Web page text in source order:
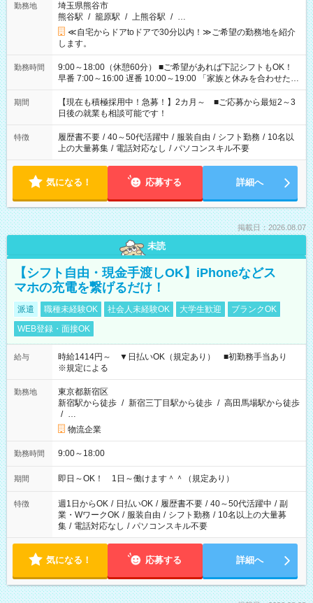
勤務地
埼玉県熊谷市
熊谷駅 / 籠原駅 / 上熊谷駅 / …
≪自宅からドアtoドアで30分以内！≫ご希望の勤務地を紹介
します。
勤務時間
9:00～18:00（休憩60分） ■ご希望があれば下記シフトもOK！
早番 7:00～16:00 遅番 10:00～19:00 「家族と休みを合わせた
い」 「余裕を持って夕飯の準備がしたい」 「できれば残業はし
たくない」 など、ご希望を教えてくださいね。 ※Wワーク希望
の方へ 今ご覧のお仕事で希望する勤務時間と、もう1つのお仕事
の勤務時間。 合計で週40時間を超える場合は応募できません。
期間
【現在も積極採用中！急募！】2カ月～ ■ご応募から最短2～3
日後の就業も相談可能です！
特徴 履歴書不要 / 40～50代活躍中 / 服装自由 / シフト勤務 / 10名以
上の大量募集 / 電話対応なし / パソコンスキル不要
気になる！ 応募する 詳細へ
掲載日：2026.08.07
未読
【シフト自由・現金手渡しOK】iPhoneなどス
マホの充電を繋げるだけ！
派遣 職種未経験OK 社会人未経験OK 大学生歓迎
ブランクOK
WEB登録・面接OK
給与
時給1414円～ ▼日払いOK（規定あり） ■初勤務手当あり
※規定による
勤務地
東京都新宿区
新宿駅から徒歩 / 新宿三丁目駅から徒歩 / 高田馬場駅から徒歩
/ …
物流企業
勤務時間 9:00～18:00
期間 即日～OK！ 1日～働けます＾＾（規定あり）
特徴 週1日からOK / 日払いOK / 履歴書不要 / 40～50代活躍中 / 副
業・WワークOK / 服装自由 / シフト勤務 / 10名以上の大量募
集 / 電話対応なし / パソコンスキル不要
気になる！ 応募する 詳細へ